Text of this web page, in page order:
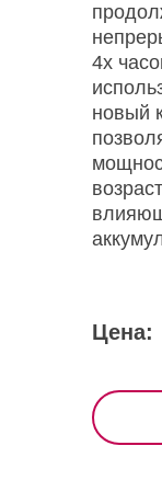
4х
новый
Цена: